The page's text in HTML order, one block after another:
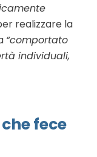
realizzare la
“comportato
individuali,
fece